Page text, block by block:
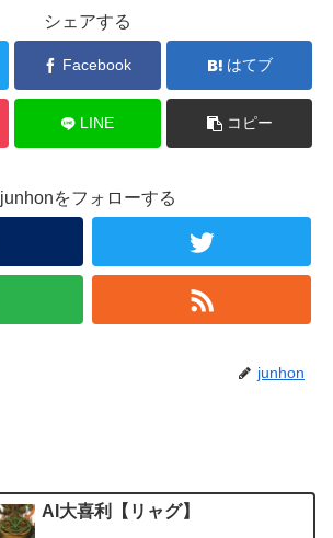
シェアする
Facebook はてブ
LINE コピー
junhonをフォローする
junhon
AI大喜利【リャグ】